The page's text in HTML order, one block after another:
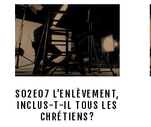
S02E07 L’ENLÈVEMENT,
INCLUS-T-IL TOUS LES
CHRÉTIENS?